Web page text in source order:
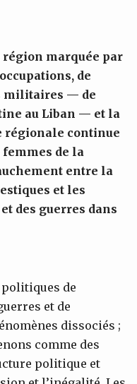
région marquée par
de
militaires — de
e au Liban — et la
régionale continue
de la
entre la
et les
des guerres dans
de
et de
dissociés ;
comme des
politique et